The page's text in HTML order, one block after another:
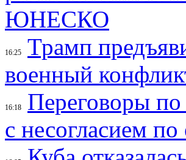
ЮНЕСКО
16:25
Трамп
военный
16:18
Переговоры
с несогласием